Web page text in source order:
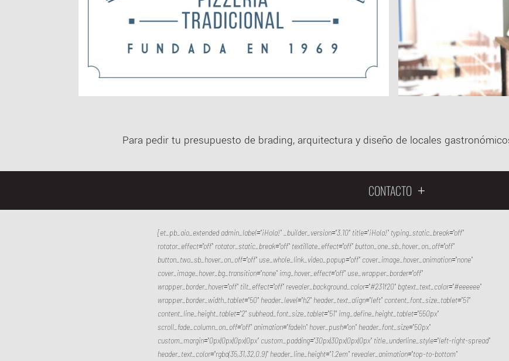
Para pedir tu presupuesto de brading, arquitectura y diseño de locales
CONTACTO
[et_pb_aio_extended admin_label="¡Hola!" _builder_version="3.10" title="¡Hola!" typing_static_break="off"
rotator_effect="off" rotator_static_break="off" textillate_effect="off" button_one_sb_hover_on_off="off"
button_two_sb_hover_on_off="off" use_whole_link_video_popup="off" cover_image_hover_animation="none"
cover_image_hover_bg_transition="none" img_hover_effect="off" use_wrapper_border="off"
wrapper_border_hover="off" tilt_effect="off" revealer_background_color="#231f20" bgtext_text_color="#eeeeee"
wrapper_border_width_tablet="50" header_level="h2" header_text_align="left" content_font_size_tablet="51"
content_line_height_tablet="2" subhead_font_size_tablet="51" img_define_height_tablet="550px"
scroll_fade_column_on_off="off" animation="fadeIn" hover_push="on" header_font_size="50px"
custom_margin="0px|0px|0px|0px" custom_padding="30px|30px|0px|0px" title_underline_style="left-right-spread"
header_text_color="rgba(35,31,32,0.9)" header_line_height="1.2em" revealer_animation="top-to-bottom"